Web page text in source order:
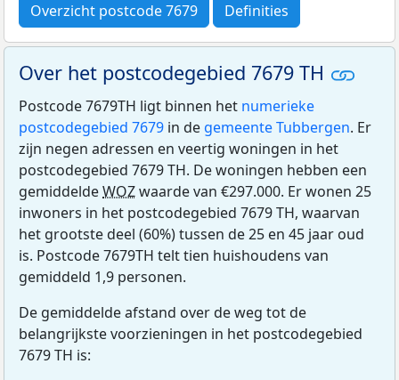
Overzicht postcode 7679 Definities
Over het postcodegebied 7679 TH
Postcode 7679TH ligt binnen het numerieke
postcodegebied 7679 in de gemeente Tubbergen. Er
zijn negen adressen en veertig woningen in het
postcodegebied 7679 TH. De woningen hebben een
gemiddeldeWOZwaarde van €297.000. Er wonen 25
inwoners in het postcodegebied 7679 TH, waarvan
het grootste deel (60%) tussen de 25 en 45 jaar oud
is. Postcode 7679TH telt tien huishoudens van
gemiddeld 1,9 personen.
De gemiddelde afstand over de weg tot de
belangrijkste voorzieningen in het postcodegebied
7679 TH is: